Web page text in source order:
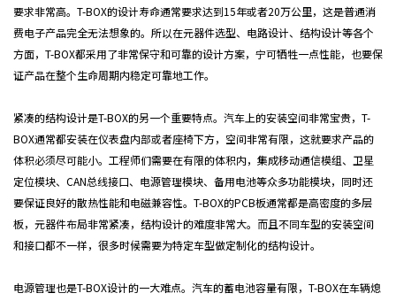
要求非常高。T-BOX的设计寿命通常要求达到15年或者20万公里，这是普通消
费电子产品完全无法想象的。所以在元器件选型、电路设计、结构设计等各个
方面，T-BOX都采用了非常保守和可靠的设计方案，宁可牺牲一点性能，也要保
证产品在整个生命周期内稳定可靠地工作。
紧凑的结构设计是T-BOX的另一个重要特点。汽车上的安装空间非常宝贵，T-
BOX通常都安装在仪表盘内部或者座椅下方，空间非常有限，这就要求产品的
体积必须尽可能小。工程师们需要在有限的体积内，集成移动通信模组、卫星
定位模块、CAN总线接口、电源管理模块、备用电池等众多功能模块，同时还
要保证良好的散热性能和电磁兼容性。T-BOX的PCB板通常都是高密度的多层
板，元器件布局非常紧凑，结构设计的难度非常大。而且不同车型的安装空间
和接口都不一样，很多时候需要为特定车型做定制化的结构设计。
电源管理也是T-BOX设计的一大难点。汽车的蓄电池容量有限，T-BOX在车辆熄